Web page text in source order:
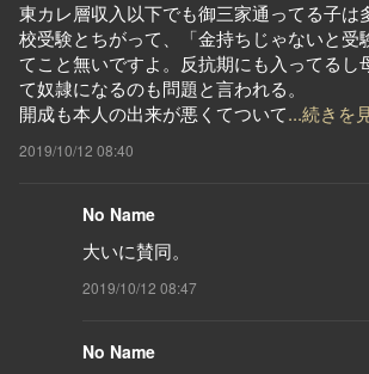
東カレ層収入以下でも御三家通ってる子は
校受験とちがって、「金持ちじゃないと受
てこと無いですよ。反抗期にも入ってるし
て奴隷になるのも問題と言われる。
開成も本人の出来が悪くてついて...続きを
2019/10/12 08:40
No Name
大いに賛同。
2019/10/12 08:47
No Name